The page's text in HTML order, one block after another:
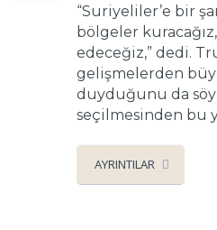
“Suriyeliler’e bir
bölgeler
edeceğiz,” dedi.
gelişmelerden
duyduğunu da
seçilmesinden bu
AYRINTILAR